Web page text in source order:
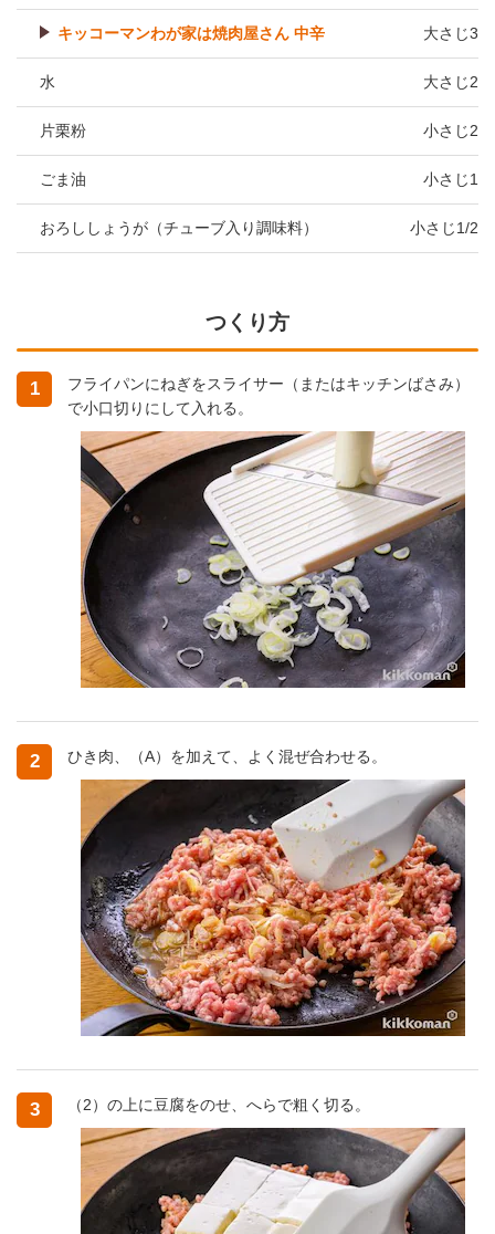
キッコーマンわが家は焼肉屋さん 中辛 大さじ3
水 大さじ2
片栗粉 小さじ2
ごま油 小さじ1
おろししょうが（チューブ入り調味料） 小さじ1/2
つくり方
1
フライパンにねぎをスライサー（またはキッチンばさみ）
で小口切りにして入れる。
2 ひき肉、（A）を加えて、よく混ぜ合わせる。
3 （2）の上に豆腐をのせ、へらで粗く切る。